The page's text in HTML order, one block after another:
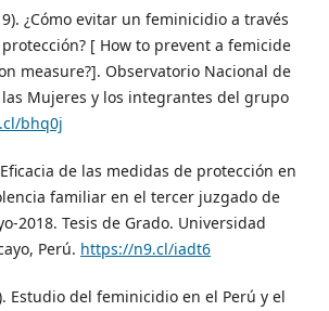
¿Cómo evitar un feminicidio a través
[ How to prevent a femicide
measure?]. Observatorio Nacional de
Mujeres y los integrantes del grupo
bhq0j
de las medidas de protección en
familiar en el tercer juzgado de
2018. Tesis de Grado. Universidad
Perú. https://n9.cl/iadt6
Estudio del feminicidio en el Perú y el